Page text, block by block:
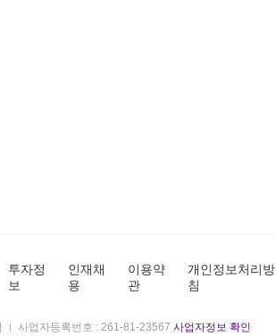
투자정
보
인재채
용
이용약
관
개인정보처리방
침
사업자등록번호 : 261-81-23567 사업자정보 확인